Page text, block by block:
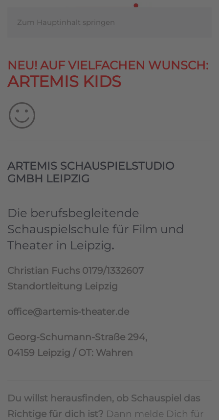
Zum Hauptinhalt springen
NEU! AUF VIELFACHEN WUNSCH:
ARTEMIS KIDS
ARTEMIS SCHAUSPIELSTUDIO
GMBH LEIPZIG
Die berufsbegleitende
Schauspielschule für Film und
Theater in Leipzig.
Christian Fuchs 0179/1332607
Standortleitung Leipzig
office@artemis-theater.de
Georg-Schumann-Straße 294,
04159 Leipzig / OT: Wahren
Du willst herausfinden, ob Schauspiel das
Richtige für dich ist? Dann melde Dich für